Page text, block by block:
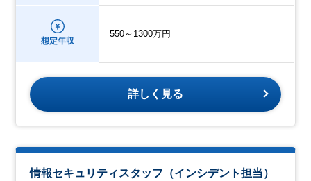
想定年収
550～1300万円
詳しく見る
情報セキュリティスタッフ（インシデント担当）